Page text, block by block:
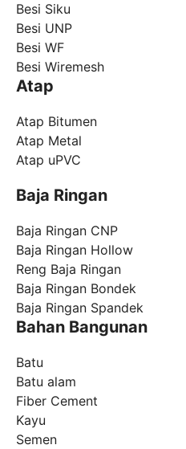
Besi Siku
Besi UNP
Besi WF
Besi Wiremesh
Atap
Atap Bitumen
Atap Metal
Atap uPVC
Baja Ringan
Baja Ringan CNP
Baja Ringan Hollow
Reng Baja Ringan
Baja Ringan Bondek
Baja Ringan Spandek
Bahan Bangunan
Batu
Batu alam
Fiber Cement
Kayu
Semen